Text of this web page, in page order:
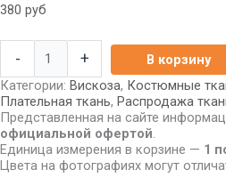
380 руб
- +
В корзину
Категории: Вискоза, Костюмные
Плательная ткань, Распродажа
Представленная на сайте
официальной офертой.
Единица измерения в корзине — 1
Цвета на фотографиях могут